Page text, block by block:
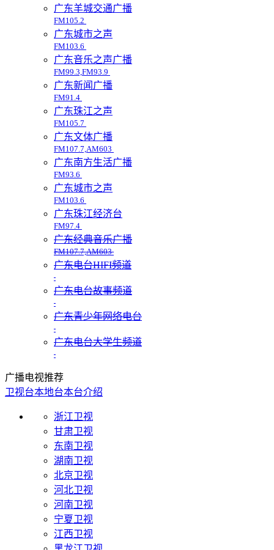
广东羊城交通广播
FM105.2
广东城市之声
FM103.6
广东音乐之声广播
FM99.3,FM93.9
广东新闻广播
FM91.4
广东珠江之声
FM105.7
广东文体广播
FM107.7,AM603
广东南方生活广播
FM93.6
广东城市之声
FM103.6
广东珠江经济台
FM97.4
广东经典音乐广播
FM107.7,AM603
广东电台HIFI频道
广东电台故事频道
广东青少年网络电台
广东电台大学生频道
广播电视推荐
卫视台本地台本台介绍
浙江卫视
甘肃卫视
东南卫视
湖南卫视
北京卫视
河北卫视
河南卫视
宁夏卫视
江西卫视